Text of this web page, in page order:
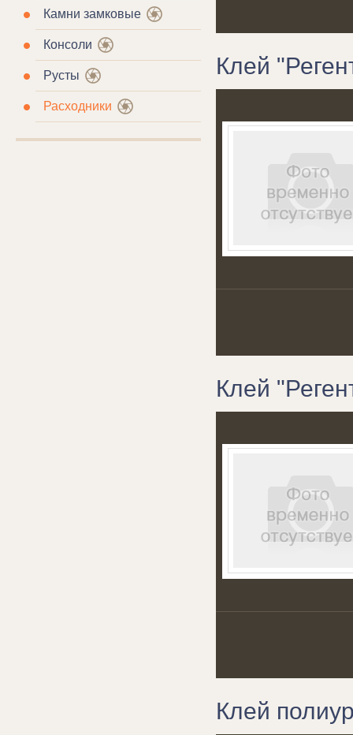
Камни замковые
Консоли
Русты
Расходники
Клей
Клей
Клей